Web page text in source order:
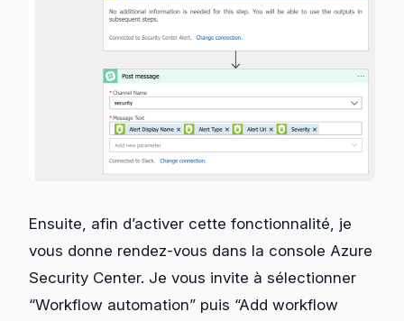
Ensuite, afin d’activer cette fonctionnalité, je
vous donne rendez-vous dans la console Azure
Security Center. Je vous invite à sélectionner
“Workflow automation” puis “Add workflow